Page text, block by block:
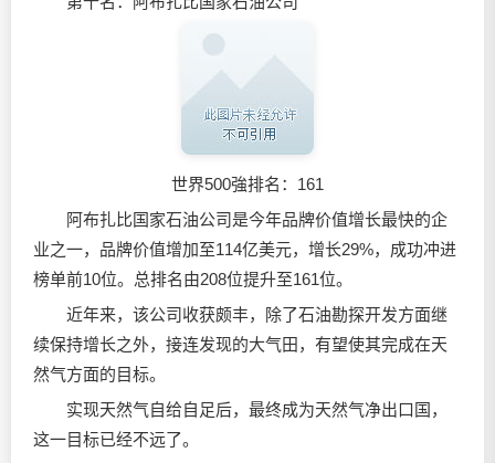
世界500強排名：161
阿布扎比国家石油公司是今年品牌价值增长最快的企
业之一，品牌价值增加至114亿美元，增长29%，成功冲进
榜单前10位。总排名由208位提升至161位。
近年来，该公司收获颇丰，除了石油勘探开发方面继
续保持增长之外，接连发现的大气田，有望使其完成在天
然气方面的目标。
实现天然气自给自足后，最终成为天然气净出口国，
这一目标已经不远了。